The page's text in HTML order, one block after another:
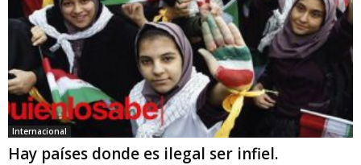
Internacional
Hay países donde es ilegal ser infiel.